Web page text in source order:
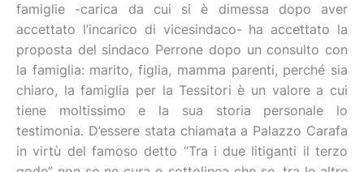
famiglie -carica da cui si è dimessa dopo aver
accettato l’incarico di vicesindaco- ha accettato la
proposta del sindaco Perrone dopo un consulto con
la famiglia: marito, figlia, mamma parenti, perché sia
chiaro, la famiglia per la Tessitori è un valore a cui
tiene moltissimo e la sua storia personale lo
testimonia. D’essere stata chiamata a Palazzo Carafa
in virtù del famoso detto “Tra i due litiganti il terzo